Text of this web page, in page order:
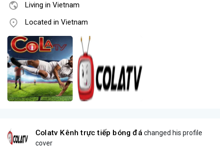
Living in Vietnam
Located in Vietnam
Colatv Kênh trực tiếp bóng đá changed his profile
cover